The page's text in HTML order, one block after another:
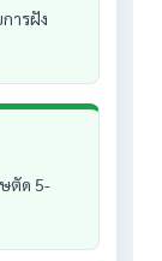
ารฝัง
ตัด 5-